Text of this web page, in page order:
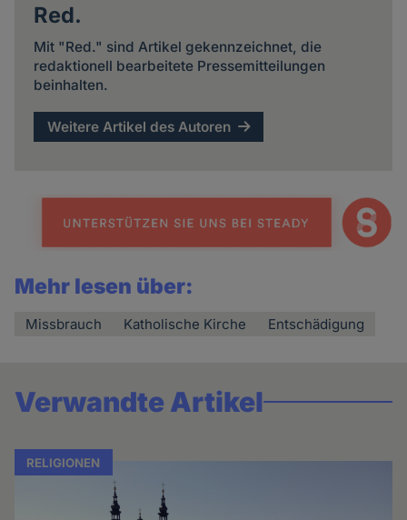
Red.
Mit "Red." sind Artikel gekennzeichnet, die
redaktionell bearbeitete Pressemitteilungen
beinhalten.
Weitere Artikel des Autoren
Mehr lesen über:
Missbrauch Katholische Kirche Entschädigung
Verwandte Artikel
RELIGIONEN